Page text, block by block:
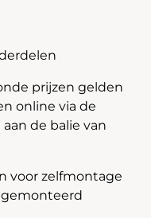
prijzen gelden
online via de
de balie van
voor zelfmontage